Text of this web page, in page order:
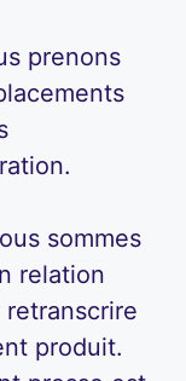
prenons
sommes
relation
produit.